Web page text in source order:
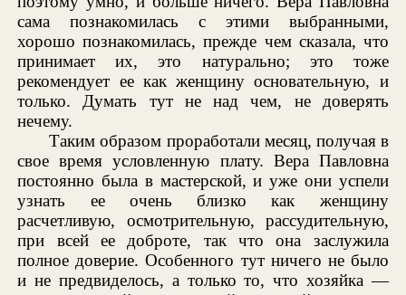
сама познакомилась с этими выбранными,
хорошо познакомилась, прежде чем сказала, что
принимает их, это натурально; это тоже
рекомендует ее как женщину основательную, и
только. Думать тут не над чем, не доверять
нечему.
Таким образом проработали месяц, получая в
свое время условленную плату. Вера Павловна
постоянно была в мастерской, и уже они успели
узнать ее очень близко как женщину
расчетливую, осмотрительную, рассудительную,
при всей ее доброте, так что она заслужила
полное доверие. Особенного тут ничего не было
и не предвиделось, а только то, что хозяйка —